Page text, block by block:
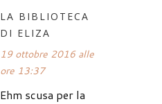
LA BIBLIOTECA
DI ELIZA
19 ottobre 2016 alle
ore 13:37
Ehm scusa per la